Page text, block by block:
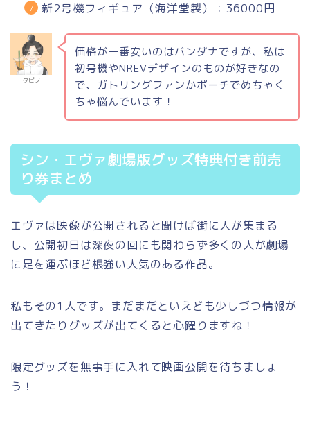
新2号機フィギュア（海洋堂製）：36000円
タピノ
価格が一番安いのはバンダナですが、私は
初号機やNREVデザインのものが好きなの
で、ガトリングファンかポーチでめちゃく
ちゃ悩んでいます！
シン・エヴァ劇場版グッズ特典付き前売
り券まとめ
エヴァは映像が公開されると聞けば街に人が集まる
し、公開初日は深夜の回にも関わらず多くの人が劇場
に足を運ぶほど根強い人気のある作品。
私もその1人です。まだまだといえども少しづつ情報が
出てきたりグッズが出てくると心躍りますね！
限定グッズを無事手に入れて映画公開を待ちましょ
う！